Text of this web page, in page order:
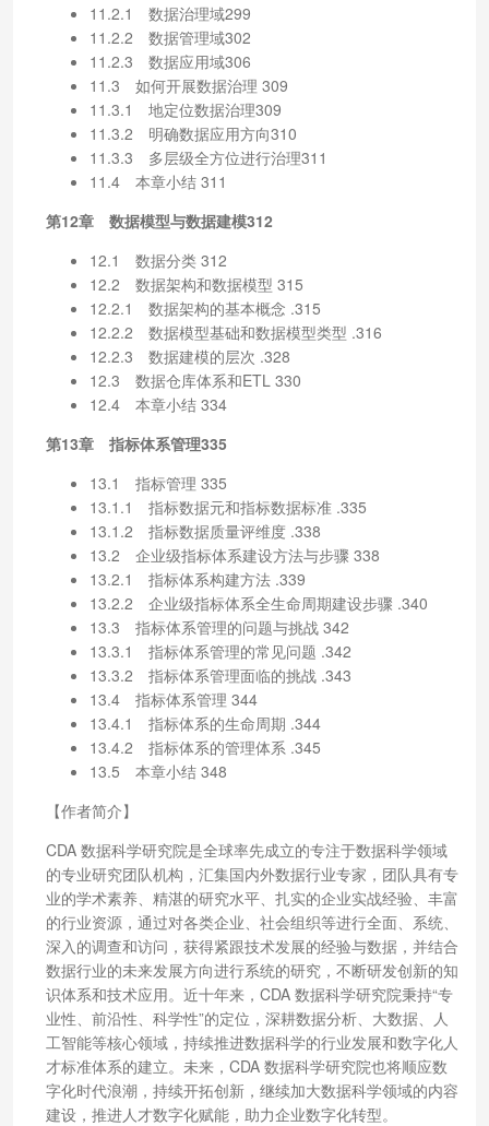
11.2.1 数据治理域299
11.2.2 数据管理域302
11.2.3 数据应用域306
11.3 如何开展数据治理 309
11.3.1 地定位数据治理309
11.3.2 明确数据应用方向310
11.3.3 多层级全方位进行治理311
11.4 本章小结 311
第12章 数据模型与数据建模312
12.1 数据分类 312
12.2 数据架构和数据模型 315
12.2.1 数据架构的基本概念 .315
12.2.2 数据模型基础和数据模型类型 .316
12.2.3 数据建模的层次 .328
12.3 数据仓库体系和ETL 330
12.4 本章小结 334
第13章 指标体系管理335
13.1 指标管理 335
13.1.1 指标数据元和指标数据标准 .335
13.1.2 指标数据质量评维度 .338
13.2 企业级指标体系建设方法与步骤 338
13.2.1 指标体系构建方法 .339
13.2.2 企业级指标体系全生命周期建设步骤 .340
13.3 指标体系管理的问题与挑战 342
13.3.1 指标体系管理的常见问题 .342
13.3.2 指标体系管理面临的挑战 .343
13.4 指标体系管理 344
13.4.1 指标体系的生命周期 .344
13.4.2 指标体系的管理体系 .345
13.5 本章小结 348
【作者简介】
CDA 数据科学研究院是全球率先成立的专注于数据科学领域
的专业研究团队机构，汇集国内外数据行业专家，团队具有专
业的学术素养、精湛的研究水平、扎实的企业实战经验、丰富
的行业资源，通过对各类企业、社会组织等进行全面、系统、
深入的调查和访问，获得紧跟技术发展的经验与数据，并结合
数据行业的未来发展方向进行系统的研究，不断研发创新的知
识体系和技术应用。近十年来，CDA 数据科学研究院秉持“专
业性、前沿性、科学性”的定位，深耕数据分析、大数据、人
工智能等核心领域，持续推进数据科学的行业发展和数字化人
才标准体系的建立。未来，CDA 数据科学研究院也将顺应数
字化时代浪潮，持续开拓创新，继续加大数据科学领域的内容
建设，推进人才数字化赋能，助力企业数字化转型。